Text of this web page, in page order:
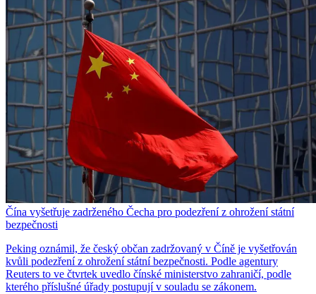
Čína vyšetřuje zadrženého Čecha pro podezření z ohrožení státní
bezpečnosti
Peking oznámil, že český občan zadržovaný v Číně je vyšetřován
kvůli podezření z ohrožení státní bezpečnosti. Podle agentury
Reuters to ve čtvrtek uvedlo čínské ministerstvo zahraničí, podle
kterého příslušné úřady postupují v souladu se zákonem.